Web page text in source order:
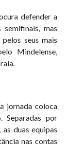
defender a
mas
seus mais
Mindelense,
jornada coloca
Separadas por
duas equipas
nas contas